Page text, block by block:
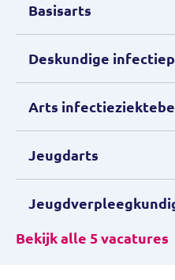
Basisarts
Deskundige
Arts
Jeugdarts
Bekijk alle 5 vacatures